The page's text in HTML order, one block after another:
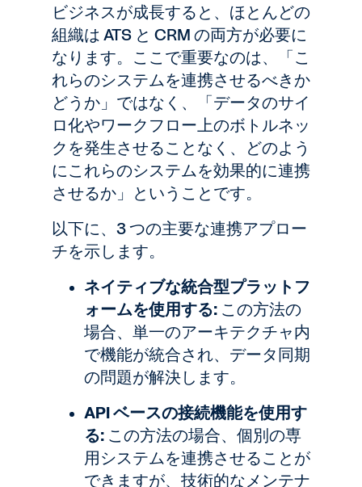
ビジネスが成長すると、ほとんどの
組織は ATS と CRM の両方が必要に
なります。ここで重要なのは、「こ
れらのシステムを連携させるべきか
どうか」ではなく、「データのサイ
ロ化やワークフロー上のボトルネッ
クを発生させることなく、どのよう
にこれらのシステムを効果的に連携
させるか」ということです。
以下に、3 つの主要な連携アプロー
チを示します。
ネイティブな統合型プラットフ
ォームを使用する: この方法の
場合、単一のアーキテクチャ内
で機能が統合され、データ同期
の問題が解決します。
API ベースの接続機能を使用す
る: この方法の場合、個別の専
用システムを連携させることが
できますが、技術的なメンテナ